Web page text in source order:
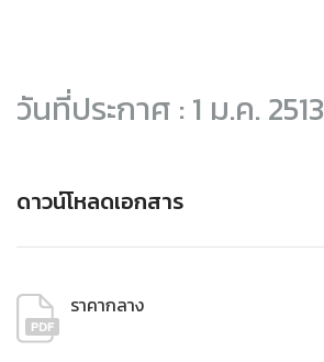
วันที่ประกาศ : 1 ม.ค. 2513
ดาวน์โหลดเอกสาร
ราคากลาง